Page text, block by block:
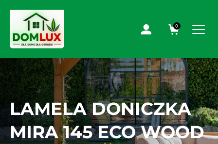
0
LAMELA DONICZKA
MIRA 145 ECO WOOD